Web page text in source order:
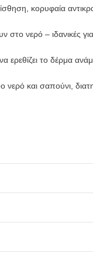
κορυφαία
νερό – ιδανικές
ερεθίζει το δέρμα
νερό και σαπούνι,